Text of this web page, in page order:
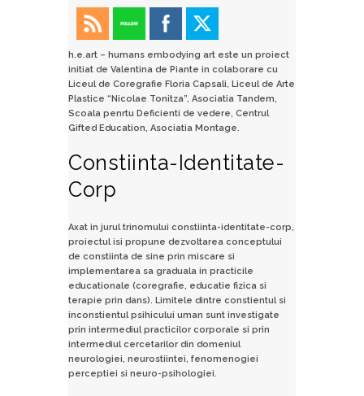
h.e.art – humans embodying art este un proiect
initiat de Valentina de Piante in colaborare cu
Liceul de Coregrafie Floria Capsali, Liceul de Arte
Plastice “Nicolae Tonitza”, Asociatia Tandem,
Scoala penrtu Deficienti de vedere, Centrul
Gifted Education, Asociatia Montage.
Constiinta-Identitate-
Corp
Axat in jurul trinomului constiinta-identitate-corp,
proiectul isi propune dezvoltarea conceptului
de constiinta de sine prin miscare si
implementarea sa graduala in practicile
educationale (coregrafie, educatie fizica si
terapie prin dans). Limitele dintre constientul si
inconstientul psihicului uman sunt investigate
prin intermediul practicilor corporale si prin
intermediul cercetarilor din domeniul
neurologiei, neurostiintei, fenomenogiei
perceptiei si neuro-psihologiei.